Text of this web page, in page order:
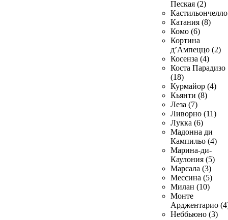
Пеская (2)
Катания (8)
Комо (6)
Кортина
д’Ампеццо (2)
Косенза (4)
Коста Парадизо
(18)
Курмайор (4)
Кьянти (8)
Леза (7)
Ливорно (11)
Лукка (6)
Мадонна ди
Кампильо (4)
Марина-ди-
Каулония (5)
Марсала (3)
Мессина (5)
Милан (10)
Монте
Арджентарио
Неббьюно (3)